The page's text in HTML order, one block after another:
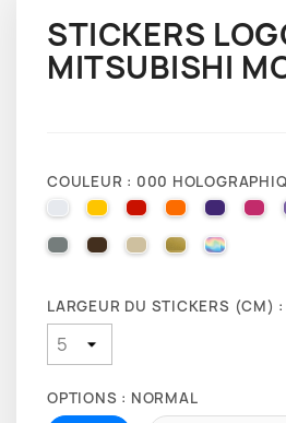
STICKERS
MITSUBISHI
COULEUR : 000
010 WHITE025 BRIMSTONE
031 RED035 PASTEL
040
071 GREY080 BROWN
082 BEIGE
091 GOLD
000
LARGEUR DU STICKERS (CM) :
OPTIONS : NORMAL